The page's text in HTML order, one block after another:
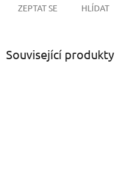
ZEPTAT SE HLÍDAT
Související produkty